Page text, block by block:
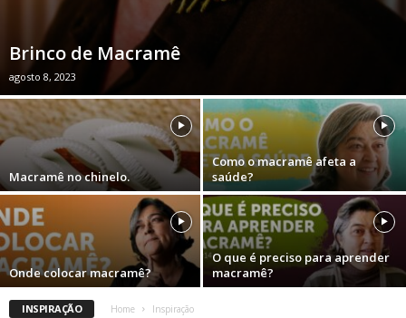
Brinco de Macramê
agosto 8, 2023
Macramê no chinelo.
Como o macramê afeta a
saúde?
Onde colocar macramê?
O que é preciso para aprender
macramê?
INSPIRAÇÃO Home Inspiração